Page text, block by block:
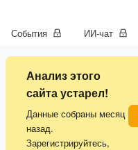
События ИИ-чат
Анализ этого
сайта устарел!
Данные собраны месяц
назад.
Зарегистрируйтесь,